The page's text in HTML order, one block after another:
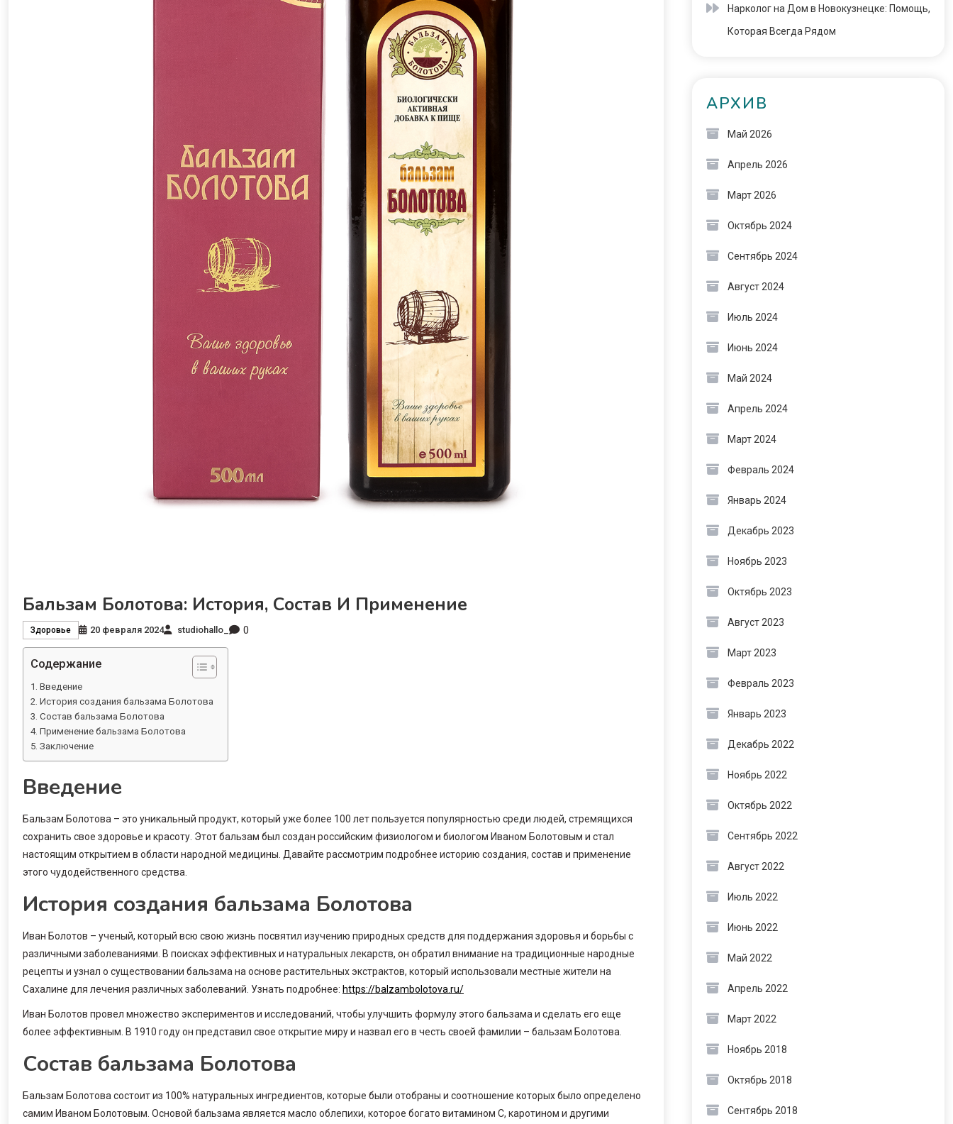
Бальзам Болотова: История, Состав И Применение
Здоровье 20 февраля 2024 studiohallo_ 0
Содержание
Введение
История создания бальзама Болотова
Состав бальзама Болотова
Применение бальзама Болотова
Заключение
Введение
Бальзам Болотова – это уникальный продукт, который уже более 100 лет пользуется популярностью среди людей, стремящихся
сохранить свое здоровье и красоту. Этот бальзам был создан российским физиологом и биологом Иваном Болотовым и стал
настоящим открытием в области народной медицины. Давайте рассмотрим подробнее историю создания, состав и применение
этого чудодейственного средства.
История создания бальзама Болотова
Иван Болотов – ученый, который всю свою жизнь посвятил изучению природных средств для поддержания здоровья и борьбы с
различными заболеваниями. В поисках эффективных и натуральных лекарств, он обратил внимание на традиционные народные
рецепты и узнал о существовании бальзама на основе растительных экстрактов, который использовали местные жители на
Сахалине для лечения различных заболеваний. Узнать подробнее: https://balzambolotova.ru/
Иван Болотов провел множество экспериментов и исследований, чтобы улучшить формулу этого бальзама и сделать его еще
более эффективным. В 1910 году он представил свое открытие миру и назвал его в честь своей фамилии – бальзам Болотова.
Состав бальзама Болотова
Бальзам Болотова состоит из 100% натуральных ингредиентов, которые были отобраны и соотношение которых было определено
самим Иваном Болотовым. Основой бальзама является масло облепихи, которое богато витамином С, каротином и другими
Нарколог на Дом в Новокузнецке: Помощь,
Которая Всегда Рядом
АРХИВ
Май 2026
Апрель 2026
Март 2026
Октябрь 2024
Сентябрь 2024
Август 2024
Июль 2024
Июнь 2024
Май 2024
Апрель 2024
Март 2024
Февраль 2024
Январь 2024
Декабрь 2023
Ноябрь 2023
Октябрь 2023
Август 2023
Март 2023
Февраль 2023
Январь 2023
Декабрь 2022
Ноябрь 2022
Октябрь 2022
Сентябрь 2022
Август 2022
Июль 2022
Июнь 2022
Май 2022
Апрель 2022
Март 2022
Ноябрь 2018
Октябрь 2018
Сентябрь 2018